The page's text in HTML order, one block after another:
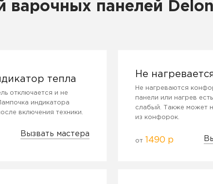
варочных панелей
тепла
отключается и не
индикатора
включения техники.
Вызвать мастера
Не
Не нагреваются
панели или нагрев
слабый. Также может
из конфорок.
от 1490 р